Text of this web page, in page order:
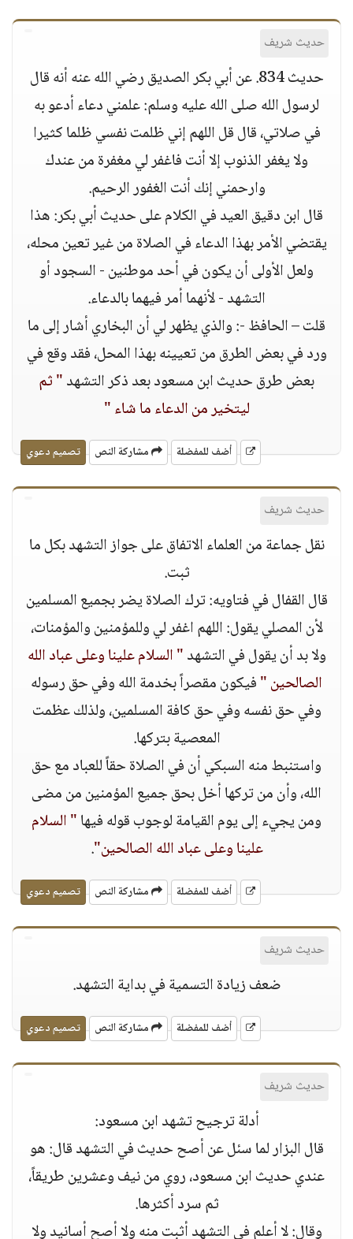
حديث شريف
حديث 834. عن أبي بكر الصديق رضي الله عنه أنه قال
لرسول الله صلى الله عليه وسلم: علمني دعاء أدعو به
في صلاتي، قال قل اللهم إني ظلمت نفسي ظلما كثيرا
ولا يغفر الذنوب إلا أنت فاغفر لي مغفرة من عندك
وارحمني إنك أنت الغفور الرحيم.
قال ابن دقيق العيد في الكلام على حديث أبي بكر: هذا
يقتضي الأمر بهذا الدعاء في الصلاة من غير تعين محله،
ولعل الأولى أن يكون في أحد موطنين - السجود أو
التشهد - لأنهما أمر فيهما بالدعاء.
قلت – الحافظ -: والذي يظهر لي أن البخاري أشار إلى ما
ورد في بعض الطرق من تعيينه بهذا المحل، فقد وقع في
بعض طرق حديث ابن مسعود بعد ذكر التشهد" ثم
ليتخير من الدعاء ما شاء "
أضف للمفضلة مشاركة النص تصميم دعوي
حديث شريف
نقل جماعة من العلماء الاتفاق على جواز التشهد بكل ما
ثبت.
قال القفال في فتاويه: ترك الصلاة يضر بجميع المسلمين
لأن المصلي يقول: اللهم اغفر لي وللمؤمنين والمؤمنات،
ولا بد أن يقول في التشهد" السلام علينا وعلى عباد الله
الصالحين "فيكون مقصراً بخدمة الله وفي حق رسوله
وفي حق نفسه وفي حق كافة المسلمين، ولذلك عظمت
المعصية بتركها.
واستنبط منه السبكي أن في الصلاة حقاً للعباد مع حق
الله، وأن من تركها أخل بحق جميع المؤمنين من مضى
ومن يجيء إلى يوم القيامة لوجوب قوله فيها" السلام
علينا وعلى عباد الله الصالحين".
أضف للمفضلة مشاركة النص تصميم دعوي
حديث شريف
ضعف زيادة التسمية في بداية التشهد.
أضف للمفضلة مشاركة النص تصميم دعوي
حديث شريف
أدلة ترجيح تشهد ابن مسعود:
قال البزار لما سئل عن أصح حديث في التشهد قال: هو
عندي حديث ابن مسعود، روي من نيف وعشرين طريقاً،
ثم سرد أكثرها.
وقال: لا أعلم في التشهد أثبت منه ولا أصح أسانيد ولا